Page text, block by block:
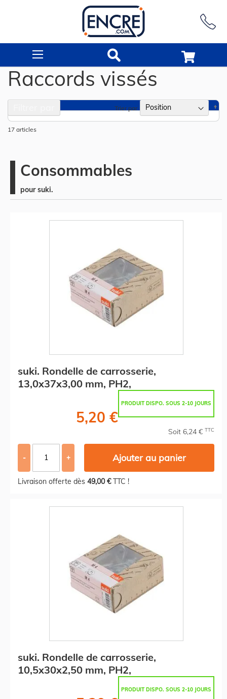
Raccords vissés
17 articles
Trier par
Consommables
pour suki.
suki. Rondelle de carrosserie,
13,0x37x3,00 mm, PH2,
PRODUIT DISPO. SOUS 2-10 JOURS
5,20 €
Soit 6,24 € TTC
- + Ajouter au panier
Livraison offerte dès 49,00 €TTC !
suki. Rondelle de carrosserie,
10,5x30x2,50 mm, PH2,
PRODUIT DISPO. SOUS 2-10 JOURS